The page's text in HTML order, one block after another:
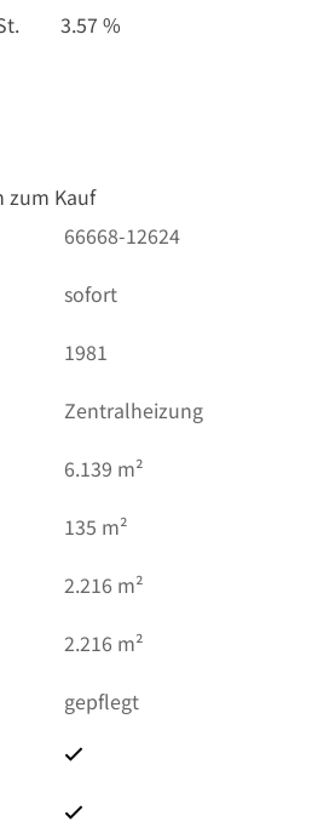
3.57 %
zum Kauf
66668-12624
sofort
1981
Zentralheizung
6.139 m²
135 m²
2.216 m²
2.216 m²
gepflegt